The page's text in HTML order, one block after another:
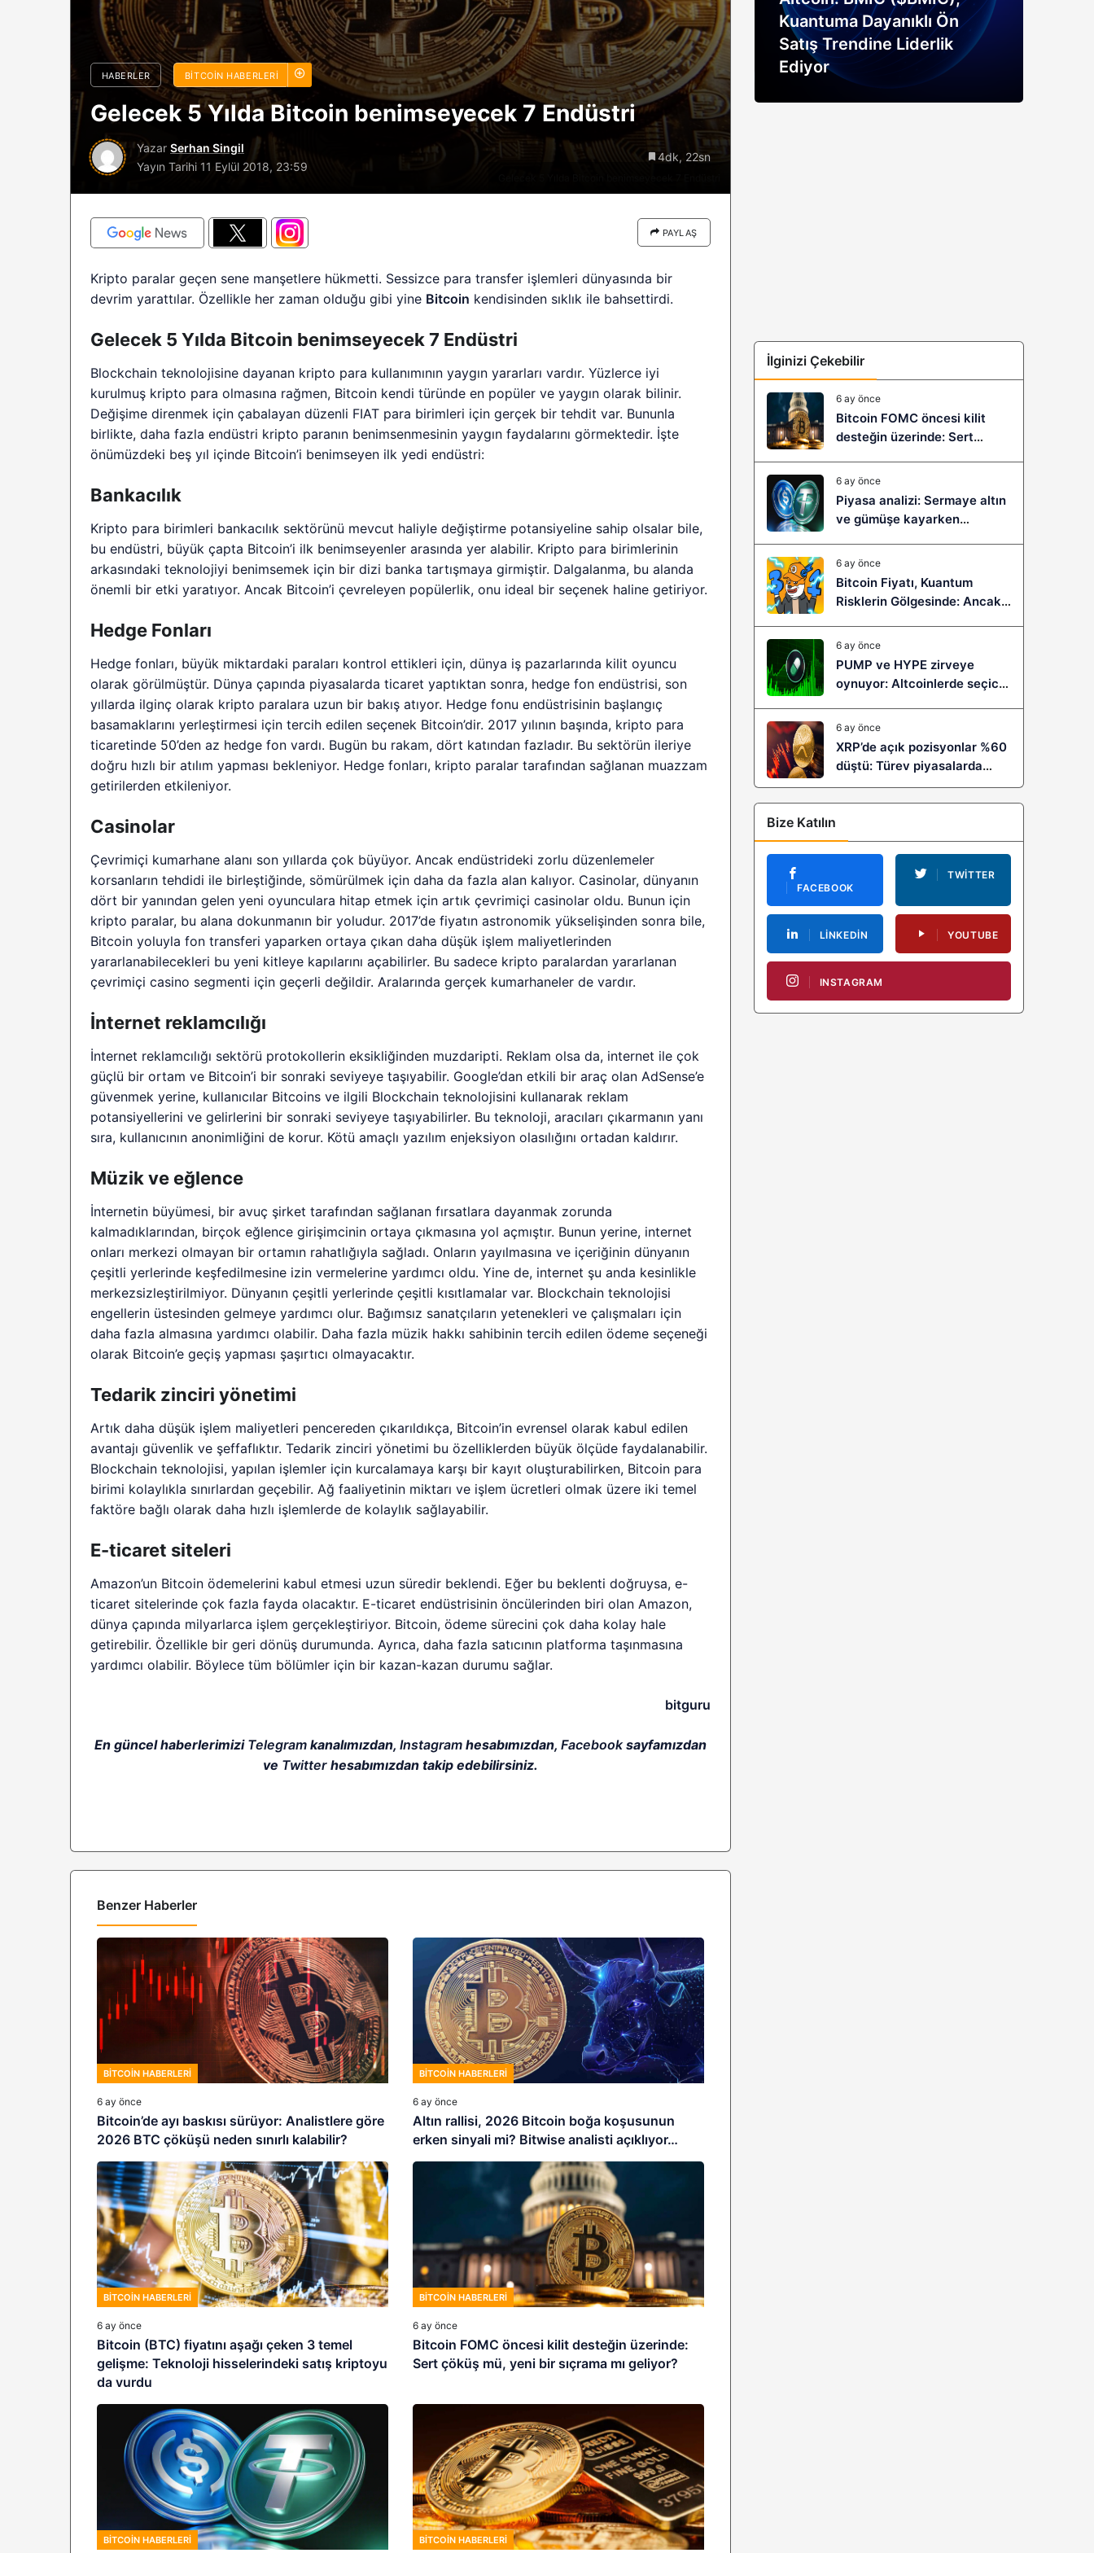
HABERLER BITCOIN HABERLERI
Gelecek 5 Yılda Bitcoin benimseyecek 7 Endüstri
Yazar Serhan Singil
Yayın Tarihi 11 Eylül 2018, 23:59
4dk, 22sn
PAYLAŞ
Kripto paralar geçen sene manşetlere hükmetti. Sessizce para transfer işlemleri dünyasında bir
devrim yarattılar. Özellikle her zaman olduğu gibi yine Bitcoin kendisinden sıklık ile bahsettirdi.
Gelecek 5 Yılda Bitcoin benimseyecek 7 Endüstri
Blockchain teknolojisine dayanan kripto para kullanımının yaygın yararları vardır. Yüzlerce iyi
kurulmuş kripto para olmasına rağmen, Bitcoin kendi türünde en popüler ve yaygın olarak bilinir.
Değişime direnmek için çabalayan düzenli FIAT para birimleri için gerçek bir tehdit var. Bununla
birlikte, daha fazla endüstri kripto paranın benimsenmesinin yaygın faydalarını görmektedir. İşte
önümüzdeki beş yıl içinde Bitcoin’i benimseyen ilk yedi endüstri:
Bankacılık
Kripto para birimleri bankacılık sektörünü mevcut haliyle değiştirme potansiyeline sahip olsalar bile,
bu endüstri, büyük çapta Bitcoin’i ilk benimseyenler arasında yer alabilir. Kripto para birimlerinin
arkasındaki teknolojiyi benimsemek için bir dizi banka tartışmaya girmiştir. Dalgalanma, bu alanda
önemli bir etki yaratıyor. Ancak Bitcoin’i çevreleyen popülerlik, onu ideal bir seçenek haline getiriyor.
Hedge Fonları
Hedge fonları, büyük miktardaki paraları kontrol ettikleri için, dünya iş pazarlarında kilit oyuncu
olarak görülmüştür. Dünya çapında piyasalarda ticaret yaptıktan sonra, hedge fon endüstrisi, son
yıllarda ilginç olarak kripto paralara uzun bir bakış atıyor. Hedge fonu endüstrisinin başlangıç
basamaklarını yerleştirmesi için tercih edilen seçenek Bitcoin’dir. 2017 yılının başında, kripto para
ticaretinde 50’den az hedge fon vardı. Bugün bu rakam, dört katından fazladır. Bu sektörün ileriye
doğru hızlı bir atılım yapması bekleniyor. Hedge fonları, kripto paralar tarafından sağlanan muazzam
getirilerden etkileniyor.
Casinolar
Çevrimiçi kumarhane alanı son yıllarda çok büyüyor. Ancak endüstrideki zorlu düzenlemeler
korsanların tehdidi ile birleştiğinde, sömürülmek için daha da fazla alan kalıyor. Casinolar, dünyanın
dört bir yanından gelen yeni oyunculara hitap etmek için artık çevrimiçi casinolar oldu. Bunun için
kripto paralar, bu alana dokunmanın bir yoludur. 2017’de fiyatın astronomik yükselişinden sonra bile,
Bitcoin yoluyla fon transferi yaparken ortaya çıkan daha düşük işlem maliyetlerinden
yararlanabilecekleri bu yeni kitleye kapılarını açabilirler. Bu sadece kripto paralardan yararlanan
çevrimiçi casino segmenti için geçerli değildir. Aralarında gerçek kumarhaneler de vardır.
İnternet reklamcılığı
İnternet reklamcılığı sektörü protokollerin eksikliğinden muzdaripti. Reklam olsa da, internet ile çok
güçlü bir ortam ve Bitcoin’i bir sonraki seviyeye taşıyabilir. Google’dan etkili bir araç olan AdSense’e
güvenmek yerine, kullanıcılar Bitcoins ve ilgili Blockchain teknolojisini kullanarak reklam
potansiyellerini ve gelirlerini bir sonraki seviyeye taşıyabilirler. Bu teknoloji, aracıları çıkarmanın yanı
sıra, kullanıcının anonimliğini de korur. Kötü amaçlı yazılım enjeksiyon olasılığını ortadan kaldırır.
Müzik ve eğlence
İnternetin büyümesi, bir avuç şirket tarafından sağlanan fırsatlara dayanmak zorunda
kalmadıklarından, birçok eğlence girişimcinin ortaya çıkmasına yol açmıştır. Bunun yerine, internet
onları merkezi olmayan bir ortamın rahatlığıyla sağladı. Onların yayılmasına ve içeriğinin dünyanın
çeşitli yerlerinde keşfedilmesine izin vermelerine yardımcı oldu. Yine de, internet şu anda kesinlikle
merkezsizleştirilmiyor. Dünyanın çeşitli yerlerinde çeşitli kısıtlamalar var. Blockchain teknolojisi
engellerin üstesinden gelmeye yardımcı olur. Bağımsız sanatçıların yetenekleri ve çalışmaları için
daha fazla almasına yardımcı olabilir. Daha fazla müzik hakkı sahibinin tercih edilen ödeme seçeneği
olarak Bitcoin’e geçiş yapması şaşırtıcı olmayacaktır.
Tedarik zinciri yönetimi
Artık daha düşük işlem maliyetleri pencereden çıkarıldıkça, Bitcoin’in evrensel olarak kabul edilen
avantajı güvenlik ve şeffaflıktır. Tedarik zinciri yönetimi bu özelliklerden büyük ölçüde faydalanabilir.
Blockchain teknolojisi, yapılan işlemler için kurcalamaya karşı bir kayıt oluşturabilirken, Bitcoin para
birimi kolaylıkla sınırlardan geçebilir. Ağ faaliyetinin miktarı ve işlem ücretleri olmak üzere iki temel
faktöre bağlı olarak daha hızlı işlemlerde de kolaylık sağlayabilir.
E-ticaret siteleri
Amazon’un Bitcoin ödemelerini kabul etmesi uzun süredir beklendi. Eğer bu beklenti doğruysa, e-
ticaret sitelerinde çok fazla fayda olacaktır. E-ticaret endüstrisinin öncülerinden biri olan Amazon,
dünya çapında milyarlarca işlem gerçekleştiriyor. Bitcoin, ödeme sürecini çok daha kolay hale
getirebilir. Özellikle bir geri dönüş durumunda. Ayrıca, daha fazla satıcının platforma taşınmasına
yardımcı olabilir. Böylece tüm bölümler için bir kazan-kazan durumu sağlar.
bitguru
En güncel haberlerimizi Telegramkanalımızdan,Instagram hesabımızdan,Facebooksayfamızdan
ve Twitterhesabımızdan takip edebilirsiniz.
Benzer Haberler
BITCOIN HABERLERI
6 ay önce
Bitcoin’de ayı baskısı sürüyor: Analistlere göre
2026 BTC çöküşü neden sınırlı kalabilir?
BITCOIN HABERLERI
6 ay önce
Altın rallisi, 2026 Bitcoin boğa koşusunun
erken sinyali mi? Bitwise analisti açıklıyor…
BITCOIN HABERLERI
6 ay önce
Bitcoin (BTC) fiyatını aşağı çeken 3 temel
gelişme: Teknoloji hisselerindeki satış kriptoyu
da vurdu
BITCOIN HABERLERI
6 ay önce
Bitcoin FOMC öncesi kilit desteğin üzerinde:
Sert çöküş mü, yeni bir sıçrama mı geliyor?
BITCOIN HABERLERI BITCOIN HABERLERI
sürüyor: Analistlere göre
2026 BTC çöküşü neden
sınırlı kalabilir?
Riski: Uzun Vadeli HYPER
Boğaları 31,1 Milyon Dolarlık
Birikim Yapıyor
Kuantuma Dayanıklı Ön
Satış Trendine Liderlik
Ediyor
İlginizi Çekebilir
6 ay önce
Bitcoin FOMC öncesi kilit
desteğin üzerinde: Sert
geliyor?
6 ay önce
Piyasa analizi: Sermaye altın
ve gümüşe kayarken
6 ay önce
Bitcoin Fiyatı, Kuantum
Risklerin Gölgesinde: Ancak
Sıçramaya Yaşayabilir!
6 ay önce
PUMP ve HYPE zirveye
oynuyor: Altcoinlerde seçici
6 ay önce
XRP’de açık pozisyonlar %60
düştü: Türev piyasalarda
kaldıraç temizliği yeni bir
trendin habercisi mi?
Bize Katılın
FACEBOOK
TWITTER
LINKEDIN YOUTUBE
INSTAGRAM